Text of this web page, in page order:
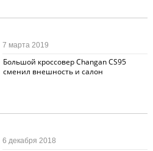
Большой кроссовер Changan CS95
сменил внешность и салон
7 марта 2019
6 декабря 2018